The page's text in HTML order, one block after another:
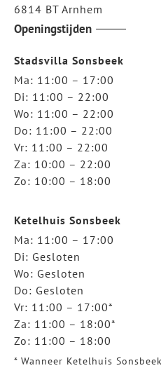
6814 BT Arnhem
Openingstijden
Stadsvilla Sonsbeek
Ma: 11:00 – 17:00
Di: 11:00 – 22:00
Wo: 11:00 – 22:00
Do: 11:00 – 22:00
Vr: 11:00 – 22:00
Za: 10:00 – 22:00
Zo: 10:00 – 18:00
Ketelhuis Sonsbeek
Ma: 11:00 – 17:00
Di: Gesloten
Wo: Gesloten
Do: Gesloten
Vr: 11:00 – 17:00*
Za: 11:00 – 18:00*
Zo: 11:00 – 18:00
* Wanneer Ketelhuis